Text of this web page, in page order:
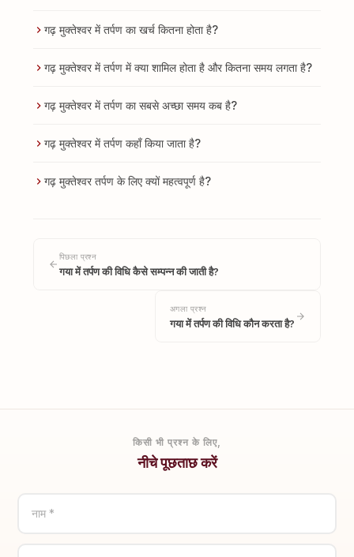
गढ़ मुक्तेश्वर में तर्पण का खर्च कितना होता है?
गढ़ मुक्तेश्वर में तर्पण में क्या शामिल होता है और कितना समय लगता है?
गढ़ मुक्तेश्वर में तर्पण का सबसे अच्छा समय कब है?
गढ़ मुक्तेश्वर में तर्पण कहाँ किया जाता है?
गढ़ मुक्तेश्वर तर्पण के लिए क्यों महत्वपूर्ण है?
पिछला प्रश्न
गया में तर्पण की विधि कैसे सम्पन्न की जाती है?
अगला प्रश्न
गया में तर्पण की विधि कौन करता है?
किसी भी प्रश्न के लिए,
नीचे पूछताछ करें
नाम *